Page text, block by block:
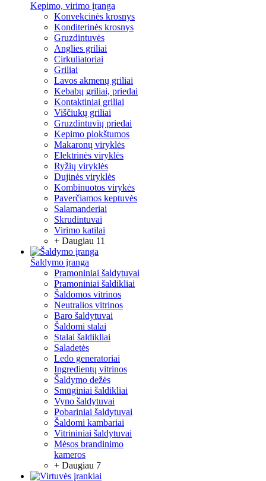
Kepimo, virimo įranga
Konvekcinės krosnys
Konditerinės krosnys
Gruzdintuvės
Anglies griliai
Cirkuliatoriai
Griliai
Lavos akmenų griliai
Kebabų griliai, priedai
Kontaktiniai griliai
Viščiukų griliai
Gruzdintuvių priedai
Kepimo plokštumos
Makaronų viryklės
Elektrinės viryklės
Ryžių viryklės
Dujinės viryklės
Kombinuotos virykės
Paverčiamos keptuvės
Salamanderiai
Skrudintuvai
Virimo katilai
+ Daugiau 11
Šaldymo įranga
Pramoniniai šaldytuvai
Pramoniniai šaldikliai
Šaldomos vitrinos
Neutralios vitrinos
Baro šaldytuvai
Šaldomi stalai
Stalai šaldikliai
Saladetės
Ledo generatoriai
Ingredientų vitrinos
Šaldymo dežės
Smūginiai šaldikliai
Vyno šaldytuvai
Pobariniai šaldytuvai
Šaldomi kambariai
Vitrininiai šaldytuvai
Mėsos brandinimo
kameros
+ Daugiau 7